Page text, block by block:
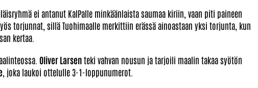
ei antanut KalPalle minkäänlaista saumaa kiriin, vaan piti paineen
torjunnat, sillä Tuohimaalle merkittiin erässä ainoastaan yksi torjunta, kun
kertaa.
Oliver Larsenteki vahvan nousun ja tarjoili maalin takaa syötön
, joka laukoi ottelulle 3-1-loppunumerot.